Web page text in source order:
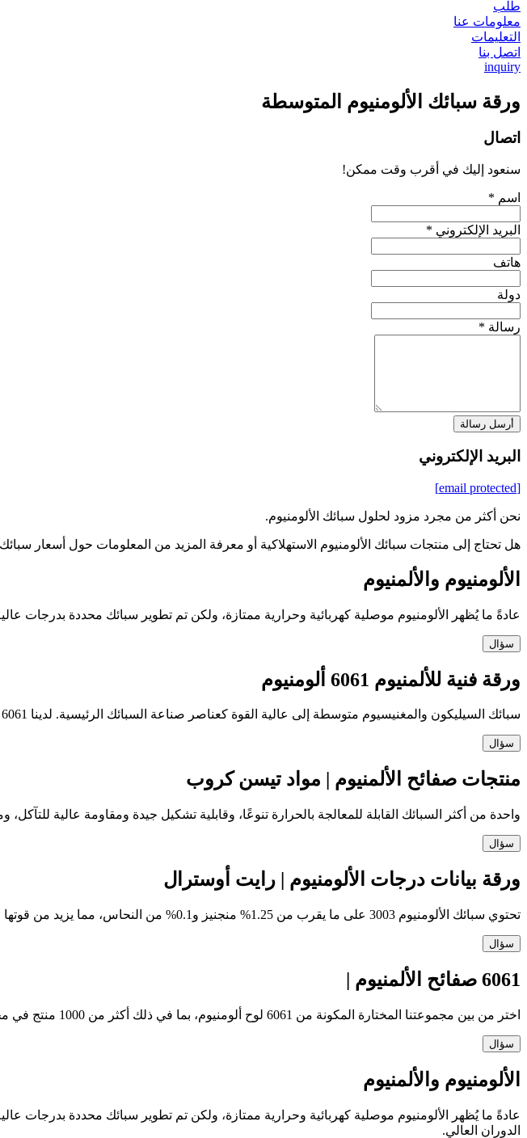
طلب
معلومات عنا
التعليمات
اتصل بنا
inquiry
ورقة سبائك الألومنيوم المتوسطة
اتصال
سنعود إليك في أقرب وقت ممكن!
اسم *
البريد الإلكتروني *
هاتف
دولة
رسالة *
أرسل رسالة
البريد الإلكتروني
[email protected]
نحن أكثر من مجرد مزود لحلول سبائك الألومنيوم.
هل تحتاج إلى منتجات سبائك الألومنيوم الاستهلاكية أو معرفة المزيد من المعلومات حول أسعار سبائك
الألومنيوم والألمنيوم
عادةً ما يُظهر الألومنيوم موصلية كهربائية وحرارية ممتازة، ولكن تم تطوير سبائك محددة بدرجات
سؤال
ورقة فنية للألمنيوم 6061 ألومنيوم
سبائك السيليكون والمغنيسيوم متوسطة إلى عالية القوة كعناصر صناعة السبائك الرئيسية. لدينا 6061 مادة هندسية للتطبيقات التجارية. تشمل الميزات متوسط ​​f
سؤال
منتجات صفائح الألمنيوم | مواد تيسن كروب
واحدة من أكثر السبائك القابلة للمعالجة بالحرارة تنوعًا، وقابلية تشكيل جيدة ومقاومة عالية للتآكل، ومتوسط
سؤال
ورقة بيانات درجات الألومنيوم | رايت أوسترال
تحتوي سبائك الألومنيوم 3003 على ما يقرب من 1.25% منجنيز و0.1% من النحاس، مما يزيد من قوتها مقارنة بدرجات الألومنيوم من سلسلة 1000، وهي سبيكة متوسطة القوة.
سؤال
6061 صفائح الألمنيوم |
اختر من بين مجموعتنا المختارة المكونة من 6061 لوح ألومنيوم، بما في ذلك أكثر من 1000 منتج في مجموعة واسعة من الأنماط والأحجام. في المخزون وعلى استعداد ل
سؤال
الألومنيوم والألمنيوم
عادةً ما يُظهر الألومنيوم موصلية كهربائية وحرارية ممتازة، ولكن تم تطوير سبائك محددة بدرجات
الدوران العالي.